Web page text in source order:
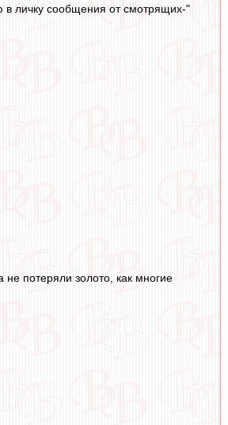
в личку сообщения от смотрящих-"
потеряли золото, как многие